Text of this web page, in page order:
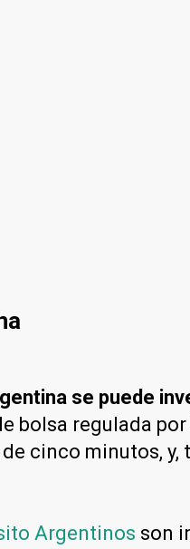
se puede
bolsa regulada
cinco minutos,
Argentinos son